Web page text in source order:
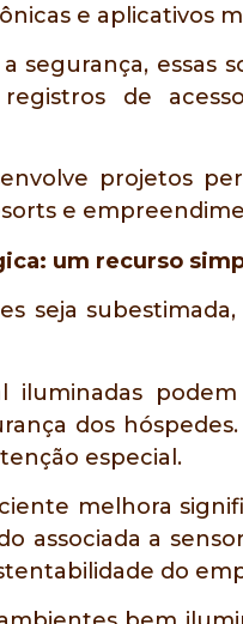
e aplicativos
segurança, essas
de
projetos
e
um recurso
seja
iluminadas
dos
especial.
melhora
associada a
do